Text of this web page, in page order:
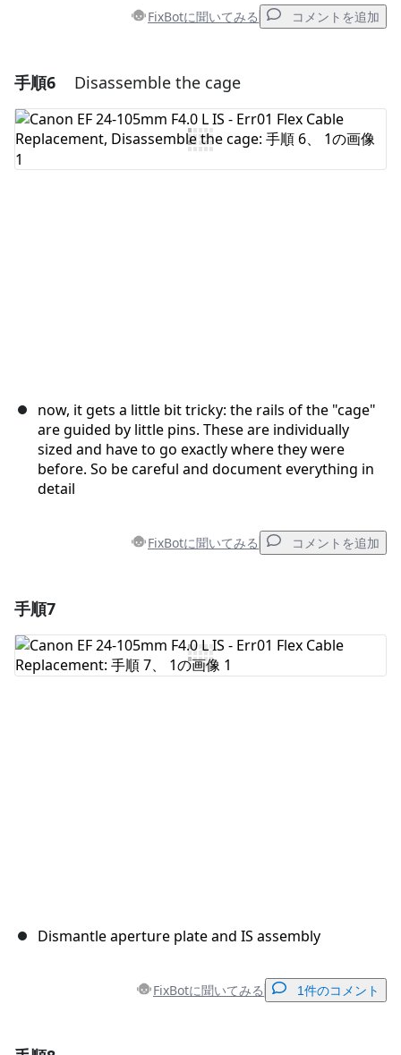
FixBotに聞いてみる コメントを追加
コメントを追加
コメントを追加
手順6 Disassemble the cage
now, it gets a little bit tricky: the rails of the "cage"
are guided by little pins. These are individually
sized and have to go exactly where they were
before. So be careful and document everything in
detail
FixBotに聞いてみる コメントを追加
コメントを追加
手順7
Dismantle aperture plate and IS assembly
FixBotに聞いてみる 1件のコメント